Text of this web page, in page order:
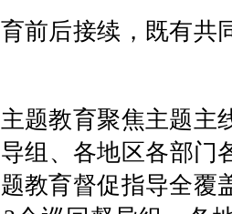
后接续，既有共
教育聚焦主题主
组、各地区各部门
教育督促指导全覆